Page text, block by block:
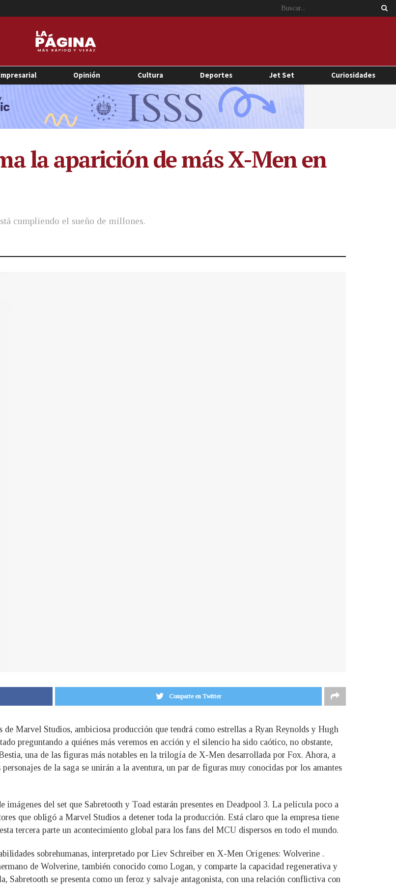
Opinión Cultura Deportes Jet Set Curiosidades
la aparición de más X-Men en
cumpliendo el sueño de millones.
Comparte en Twitter
de Marvel Studios, ambiciosa producción que tendrá como estrellas a Ryan Reynolds y Hugh
preguntando a quiénes más veremos en acción y el silencio ha sido caótico, no obstante,
una de las figuras más notables en la trilogía de X-Men desarrollada por Fox. Ahora, a
de la saga se unirán a la aventura, un par de figuras muy conocidas por los amantes
del set que Sabretooth y Toad estarán presentes en Deadpool 3. La película poco a
que obligó a Marvel Studios a detener toda la producción. Está claro que la empresa tiene
tercera parte un acontecimiento global para los fans del MCU dispersos en todo el mundo.
sobrehumanas, interpretado por Liev Schreiber en X-Men Orígenes: Wolverine .
de Wolverine, también conocido como Logan, y comparte la capacidad regenerativa y
Sabretooth se presenta como un feroz y salvaje antagonista, con una relación conflictiva con